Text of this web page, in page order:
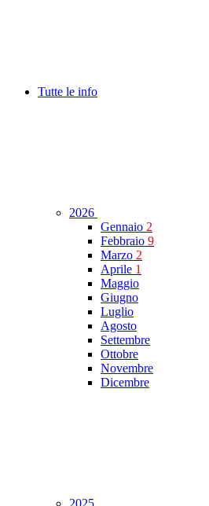
Tutte le info
2026
Gennaio 2
Febbraio 9
Marzo 2
Aprile 1
Maggio
Giugno
Luglio
Agosto
Settembre
Ottobre
Novembre
Dicembre